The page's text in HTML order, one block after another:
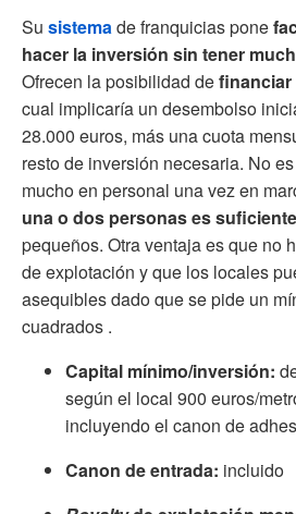
Su sistemade franquiciaspone
hacer la inversión sin tener
Ofrecen la posibilidad definanciar
cual implicaría un desembolso
28.000 euros, más una cuota
resto de inversión necesaria. No
mucho en personal una vez en
una o dos personas es suficiente
pequeños. Otra ventaja es que no
de explotación y que los locales
asequibles dado que se pide un
cuadrados .
Capital mínimo/inversión:
según el local 900 euros/
incluyendo el canon de
Canon de entrada: incluido